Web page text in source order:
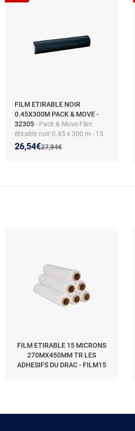
FILM ETIRABLE NOIR
0.45X300M PACK & MOVE -
32305- Pack & Move Film
étirable noir 0.45 x 300 m - 15
microns - Diamètre 10 cm
Ancien prix :
27,94€
Nouveau prix :
26,54€
Réduction de :
FILM ETIRABLE 15 MICRONS
270MX450MM TR LES
ADHESIFS DU DRAC - FILM15